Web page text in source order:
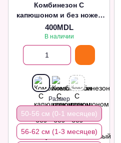
Комбинезон С
капюшоном и без ножек
Голубой 0-1 месяцев
400MDL
В наличии
Размер
50-56 см (0-1 месяцев)
56-62 см (1-3 месяцев)